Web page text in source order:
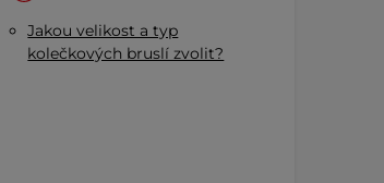
Jakou velikost a typ
kolečkových bruslí zvolit?